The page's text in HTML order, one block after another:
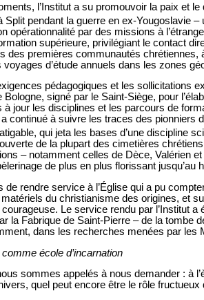
l’Institut a su promouvoir la paix et
Split pendant la guerre en ex-Yougoslavie
opérationnalité par des missions à
supérieure, privilégiant le contact
des premières communautés
voyages d’étude annuels dans les zones
pédagogiques et les sollicitations
signé par le Saint-Siège, pour
à jour les disciplines et les parcours de
continué à suivre les traces des pionniers
qui jeta les bases d’une discipline
de la plupart des cimetières
– notamment celles de Dèce, Valérien
de plus en plus florissant jusqu’au
de rendre service à l’Église qui a pu
du christianisme des origines, et
Le service rendu par l’Institut
la Fabrique de Saint-Pierre – de la tombe
dans les recherches menées par les
comme école d’incarnation
sommes appelés à nous demander : à
quel peut encore être le rôle